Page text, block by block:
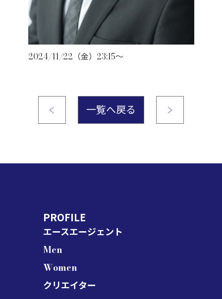
2024/11/22（金）23:15～
一覧へ戻る
PROFILE
エースエージェント
Men
Women
クリエイター